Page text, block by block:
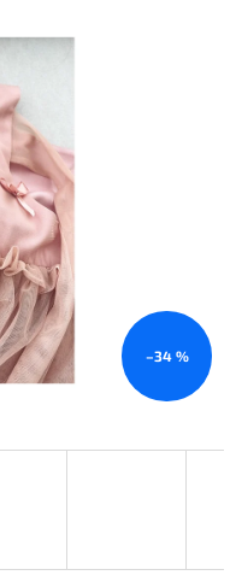
–34 %